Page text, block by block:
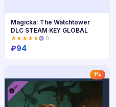
Magicka: The Watchtower
DLC STEAM KEY GLOBAL
★★★★★ 0
₽94
1%